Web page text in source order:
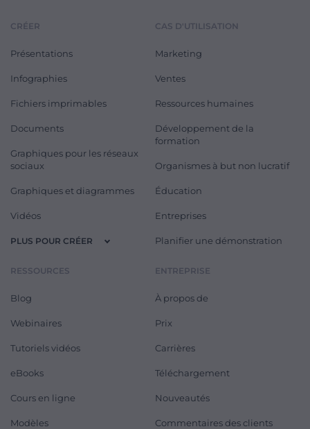
CRÉER
Présentations
Infographies
Fichiers imprimables
Documents
Graphiques pour les réseaux
sociaux
Graphiques et diagrammes
Vidéos
PLUS POUR CRÉER
CAS D'UTILISATION
Marketing
Ventes
Ressources humaines
Développement de la
formation
Organismes à but non lucratif
Éducation
Entreprises
Planifier une démonstration
RESSOURCES
Blog
Webinaires
Tutoriels vidéos
eBooks
Cours en ligne
Modèles
ENTREPRISE
À propos de
Prix
Carrières
Téléchargement
Nouveautés
Commentaires des clients